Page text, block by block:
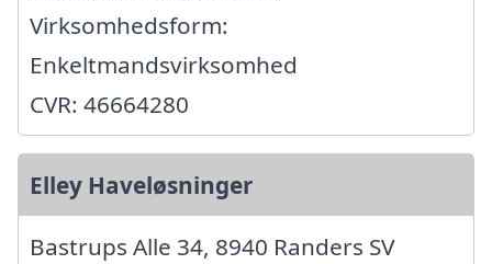
Virksomhedsform:
Enkeltmandsvirksomhed
CVR: 46664280
Elley Haveløsninger
Bastrups Alle 34, 8940 Randers SV